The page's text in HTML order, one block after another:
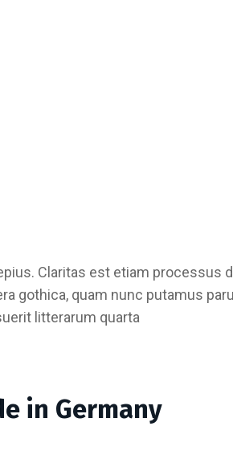
Claritas est etiam
gothica, quam nunc putamus
litterarum quarta
in Germany